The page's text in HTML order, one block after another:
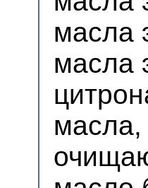
масла
масла
масла,